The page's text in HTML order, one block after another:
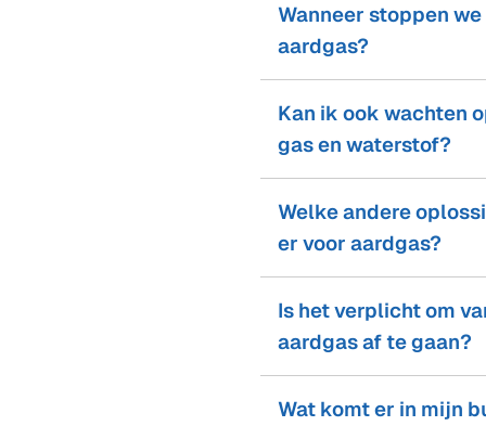
Wanneer stoppen
aardgas?
Kan ik ook wachten
gas en waterstof?
Welke andere
er voor aardgas?
Is het verplicht om
aardgas af te gaan?
Wat komt er in mijn